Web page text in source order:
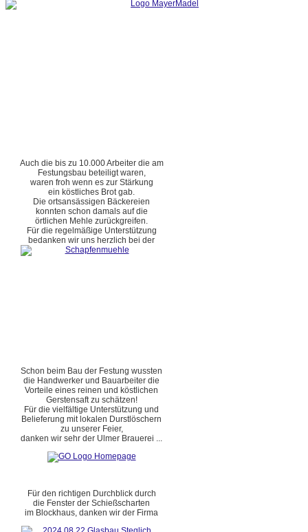
Auch die bis zu 10.000 Arbeiter die am
Festungsbau beteiligt waren,
waren froh wenn es zur Stärkung
ein köstliches Brot gab.
Die ortsansässigen Bäckereien
konnten schon damals auf die
örtlichen Mehle zurückgreifen.
Für die regelmäßige Unterstützung
bedanken wir uns herzlich bei der
Schon beim Bau der Festung wussten
die Handwerker und Bauarbeiter die
Vorteile eines reinen und köstlichen
Gerstensaft zu schätzen!
Für die vielfältige Unterstützung und
Belieferung mit lokalen Durstlöschern
zu unserer Feier,
danken wir sehr der Ulmer Brauerei ...
Für den richtigen Durchblick durch
die Fenster der Schießscharten
im Blockhaus, danken wir der Firma